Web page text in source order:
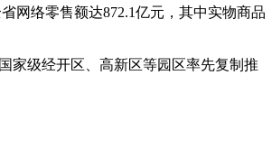
网络零售额达872.1亿元，其中实物商品
家级经开区、高新区等园区率先复制推